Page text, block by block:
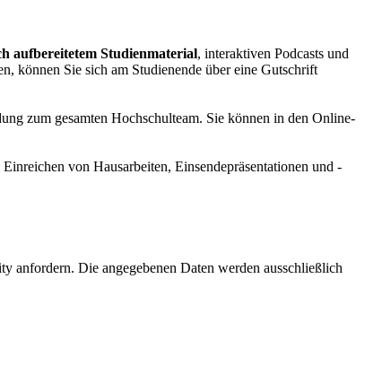
aufbereitetem Studienmaterial, interaktiven Podcasts und
können Sie sich am Studienende über eine Gutschrift
zum gesamten Hochschulteam. Sie können in den Online-
von Hausarbeiten, Einsendepräsentationen und -
anfordern. Die angegebenen Daten werden ausschließlich